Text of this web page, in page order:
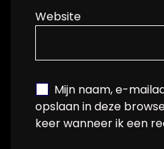
Website
Mijn naam, e-
opslaan in deze
keer wanneer ik een